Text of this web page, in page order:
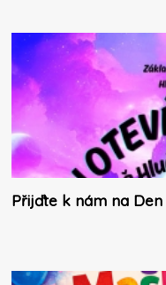
Přijďte k nám na